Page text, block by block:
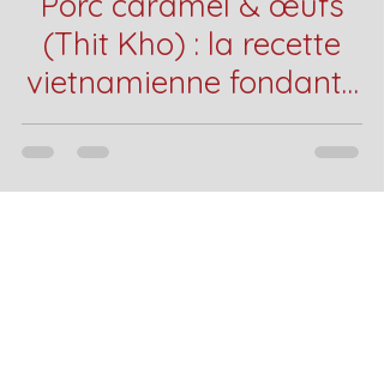
(Thit Kho) : la recette
vietnamienne fondante
et réconfortante